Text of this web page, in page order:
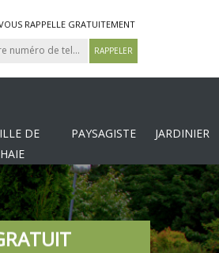
RAPPELLE GRATUITEMENT
DE
HAIE
PAYSAGISTE JARDINIER